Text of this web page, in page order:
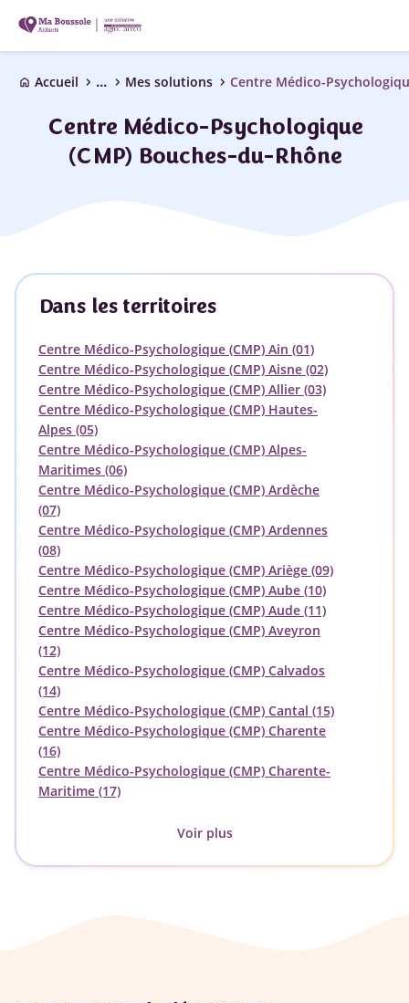
home Accueil chevron_right ... chevron_right Mes solutions chevron_right Centre Médico-
Centre Médico-Psychologique
(CMP) Bouches-du-Rhône
Dans les territoires
Centre Médico-Psychologique (CMP) Ain (01)
Centre Médico-Psychologique (CMP) Aisne (02)
Centre Médico-Psychologique (CMP) Allier (03)
Centre Médico-Psychologique (CMP) Hautes-
Alpes (05)
Centre Médico-Psychologique (CMP) Alpes-
Maritimes (06)
Centre Médico-Psychologique (CMP) Ardèche
(07)
Centre Médico-Psychologique (CMP) Ardennes
(08)
Centre Médico-Psychologique (CMP) Ariège (09)
Centre Médico-Psychologique (CMP) Aube (10)
Centre Médico-Psychologique (CMP) Aude (11)
Centre Médico-Psychologique (CMP) Aveyron
(12)
Centre Médico-Psychologique (CMP) Calvados
(14)
Centre Médico-Psychologique (CMP) Cantal (15)
Centre Médico-Psychologique (CMP) Charente
(16)
Centre Médico-Psychologique (CMP) Charente-
Maritime (17)
Voir plus